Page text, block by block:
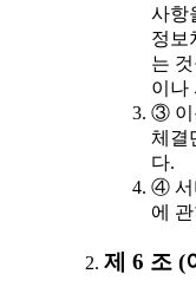
사항
정보
는
이나
③ 이
체결
다.
④ 서
에
제 6 조 (